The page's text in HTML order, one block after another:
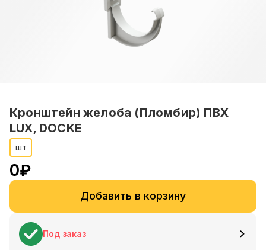
Кронштейн желоба (Пломбир) ПВХ
LUX, DOCKE
шт
0₽
Добавить в корзину
Под заказ